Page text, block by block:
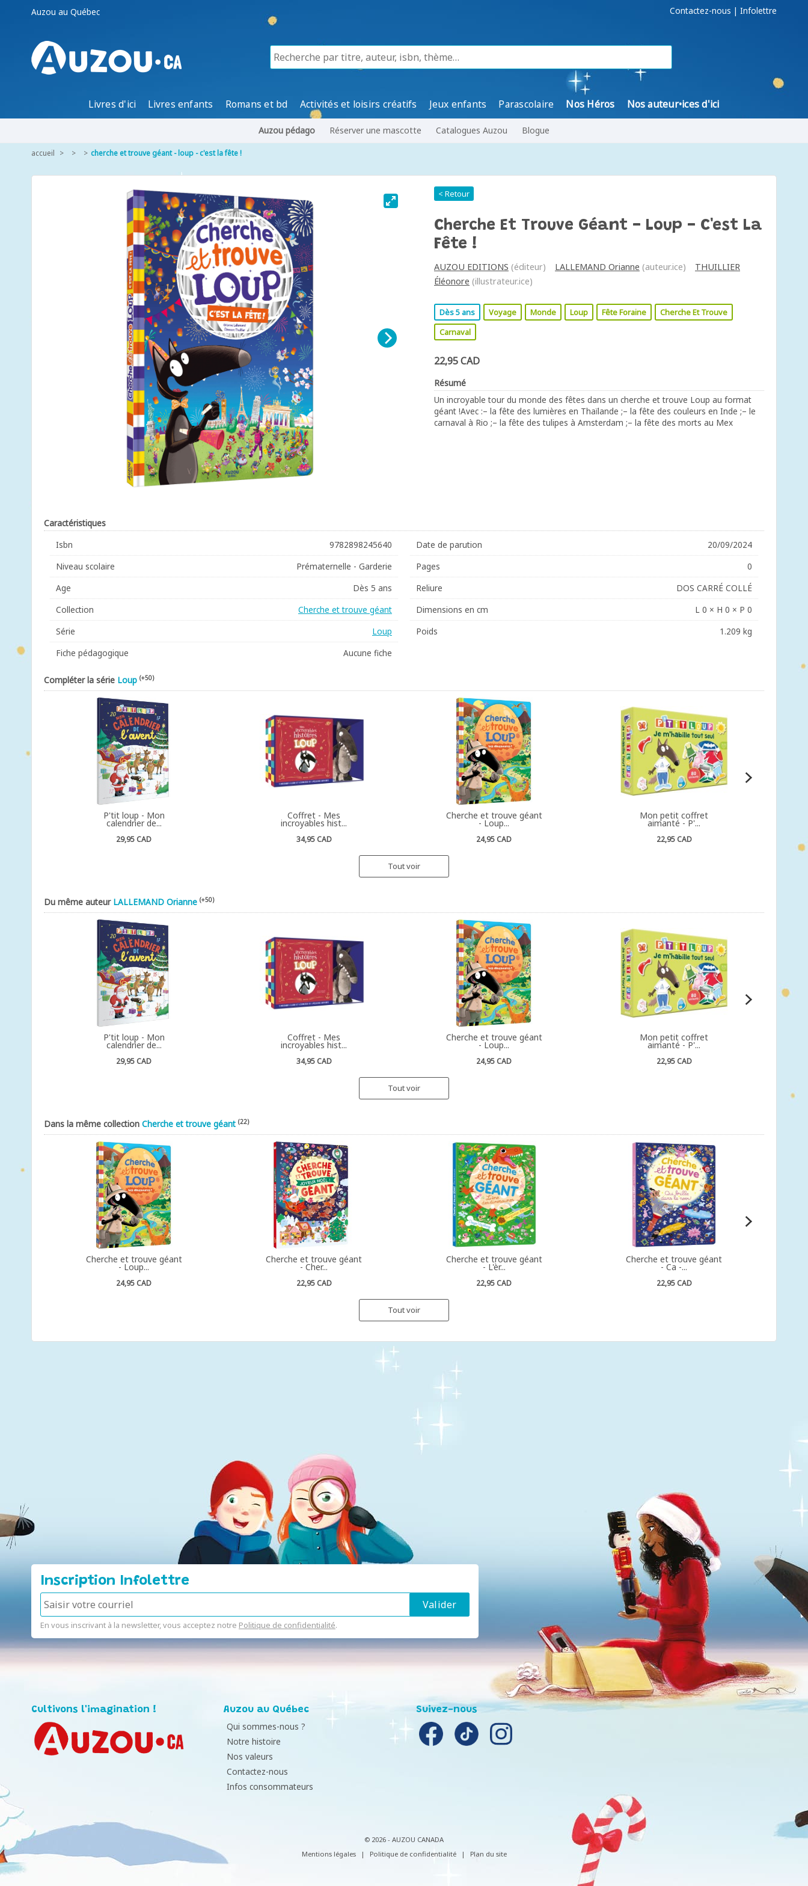
Auzou au Québec Contactez-nous | Infolettre
Livres d'ici Livres enfants Romans et bd Activités et loisirs créatifs Jeux enfants Parascolaire Nos Héros Nos auteur•ices d'ici
Auzou pédago Réserver une mascotte Catalogues Auzou Blogue
accueil cherche et trouve géant - loup - c'est la fête !
< Retour
Cherche Et Trouve Géant - Loup - C'est La
Fête !
AUZOU EDITIONS (éditeur) LALLEMAND Orianne (auteur.ice)
THUILLIER
Éléonore (illustrateur.ice)
Dès 5 ans Voyage Monde Loup Fête Foraine
Cherche Et Trouve
Carnaval
22,95 CAD
Résumé
Un incroyable tour du monde des fêtes dans un cherche et trouve Loup au format
géant !Avec :– la fête des lumières en Thaïlande ;– la fête des couleurs en Inde ;– le
carnaval à Rio ;– la fête des tulipes à Amsterdam ;– la fête des morts au Mex
Caractéristiques
Isbn
9782898245640
Niveau scolaire
Prématernelle - Garderie
Age
Dès 5 ans
Collection
Cherche et trouve géant
Série
Loup
Fiche pédagogique
Aucune fiche
Date de parution
20/09/2024
Pages
0
Reliure
DOS CARRÉ COLLÉ
Dimensions en cm
L 0 × H 0 × P 0
Poids
1.209 kg
Compléter la série Loup (+50)
P'tit loup - Mon
calendrier de...
29,95 CAD
Coffret - Mes
incroyables hist...
34,95 CAD
Cherche et trouve géant
- Loup...
24,95 CAD
Mon petit coffret
aimanté - P'...
22,95 CAD
Tout voir
Du même auteur LALLEMAND Orianne (+50)
P'tit loup - Mon
calendrier de...
29,95 CAD
Coffret - Mes
incroyables hist...
34,95 CAD
Cherche et trouve géant
- Loup...
24,95 CAD
Mon petit coffret
aimanté - P'...
22,95 CAD
Tout voir
Dans la même collection Cherche et trouve géant (22)
Cherche et trouve géant
- Loup...
24,95 CAD
Cherche et trouve géant
- Cher...
22,95 CAD
Cherche et trouve géant
- L'èr...
22,95 CAD
Cherche et trouve géant
- Ca -...
22,95 CAD
Tout voir
Inscription Infolettre
En vous inscrivant à la newsletter, vous acceptez notre Politique de confidentialité.
Cultivons l'imagination ! Auzou au Québec
Qui sommes-nous ?
Notre histoire
Nos valeurs
Contactez-nous
Infos consommateurs
Suivez-nous
© 2026 - AUZOU CANADA
Mentions légales
| Politique de confidentialité | Plan du site